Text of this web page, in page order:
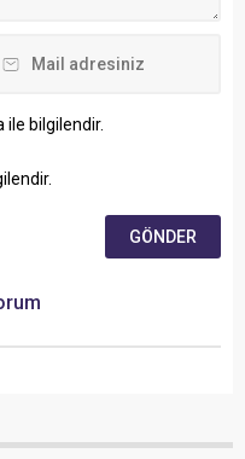
bilgilendir.